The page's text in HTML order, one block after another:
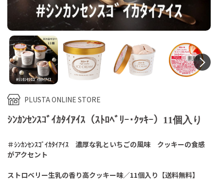
PLUSTA ONLINE STORE
ｼﾝｶﾝｾﾝｽｺﾞｲｶﾀｲｱｲｽ（ｽﾄﾛﾍﾞﾘｰ･ｸｯｷｰ）11個入り
＃ｼﾝｶﾝｾﾝｽｺﾞｲｶﾀｲｱｲｽ 濃厚な乳といちごの風味 クッキーの食感
がアクセント
ストロベリー生乳の香り高クッキー味／11個入り【送料無料】